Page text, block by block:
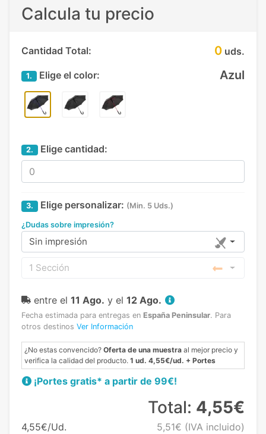
Calcula tu precio
Cantidad Total: 0 uds.
1. Elige el color: Azul
2. Elige cantidad:
3. Elige personalizar: (Min. 5 Uds.)
¿Dudas sobre impresión?
Sin impresión
1 Sección
entre el 11 Ago. y el 12 Ago.
Fecha estimada para entregas en España Peninsular. Para
otros destinos Ver Información
¿No estas convencido? Oferta de una muestra al mejor precio y
verifica la calidad del producto. 1 ud. 4,55€/ud. + Portes
¡Portes gratis* a partir de 99€!
4,55€/Ud.
Total: 4,55€
5,51€ (IVA incluido)